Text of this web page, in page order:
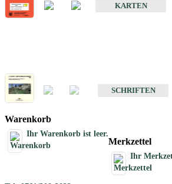
KARTEN
SCHRIFTEN
Warenkorb
Ihr Warenkorb ist leer.
Merkzettel
Ihr